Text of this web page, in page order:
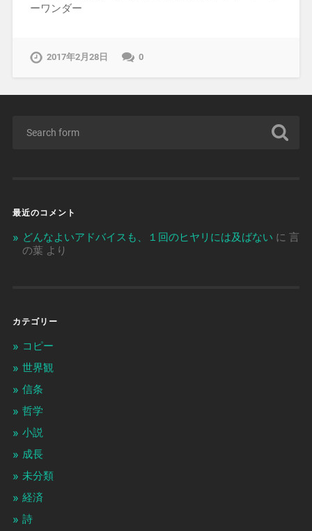
ーワンダー
2017年2月28日 0
最近のコメント
どんなよいアドバイスも、１回のヒヤリには及ばない に 言
の葉 より
カテゴリー
コピー
世界観
信条
哲学
小説
成長
未分類
経済
詩